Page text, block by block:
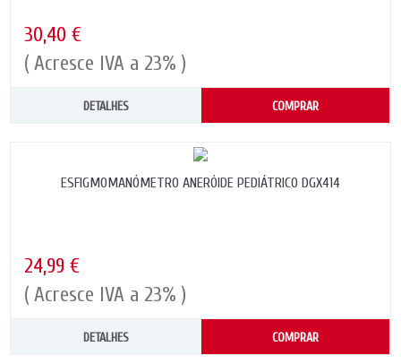
30,40 €
( Acresce IVA a 23% )
DETALHES COMPRAR
ESFIGMOMANÓMETRO ANERÓIDE PEDIÁTRICO DGX414
24,99 €
( Acresce IVA a 23% )
DETALHES COMPRAR